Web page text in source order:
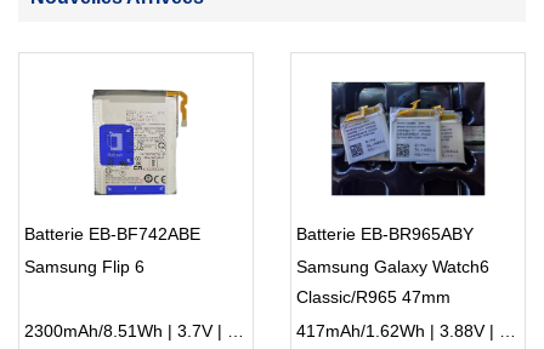
Batterie EB-BF742ABE
Samsung Flip 6
2300mAh/8.51Wh | 3.7V | Li-ion ...
Batterie EB-BR965ABY
Samsung Galaxy Watch6
Classic/R965 47mm
417mAh/1.62Wh | 3.88V | Li-ion ...